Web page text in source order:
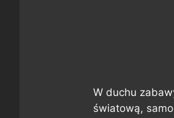
W duchu
światową,